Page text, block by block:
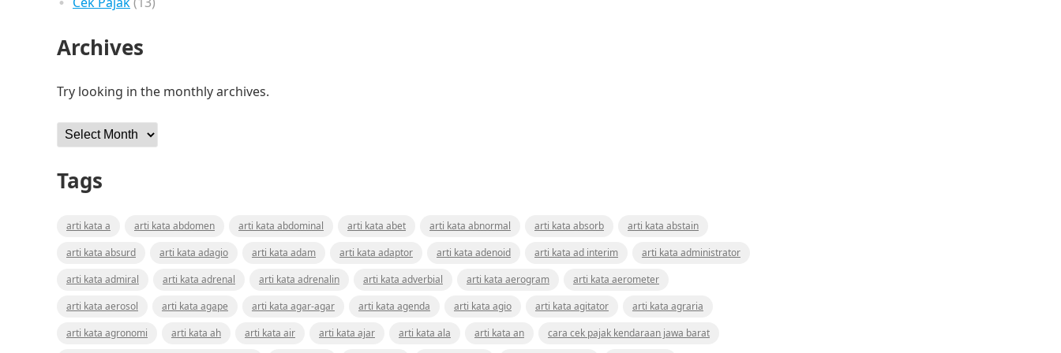
Archives
Try looking in the monthly archives.
Archives
Tags
arti kata a arti kata abdomen arti kata abdominal arti kata abet arti kata abnormal arti kata absorb
arti kata abstain
arti kata absurd
arti kata adagio arti kata adam arti kata adaptor arti kata adenoid arti kata ad interim
arti kata administrator
arti kata admiral
arti kata adrenal arti kata adrenalin arti kata adverbial arti kata aerogram
arti kata aerometer
arti kata aerosol
arti kata agape arti kata agar-agar arti kata agenda arti kata agio arti kata agitator
arti kata agraria
arti kata agronomi
arti kata ah arti kata air arti kata ajar arti kata ala arti kata an
cara cek pajak kendaraan jawa barat